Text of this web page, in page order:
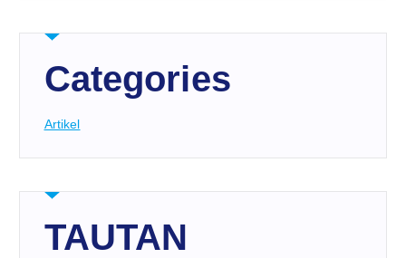
Categories
Artikel
TAUTAN